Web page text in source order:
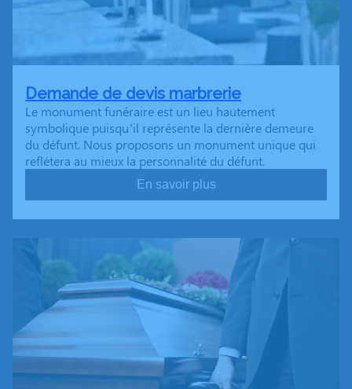
Demande de devis marbrerie
Le monument funéraire est un lieu hautement
symbolique puisqu’il représente la dernière demeure
du défunt. Nous proposons un monument unique qui
reflétera au mieux la personnalité du défunt.
En savoir plus